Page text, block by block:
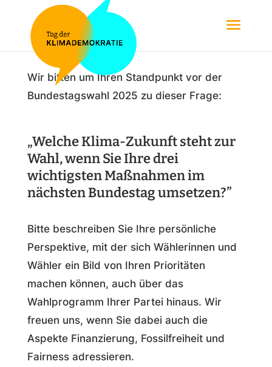
Wir bitten um Ihren Standpunkt vor der
Bundestagswahl 2025 zu dieser Frage:
„Welche Klima-Zukunft steht zur
Wahl, wenn Sie Ihre drei
wichtigsten Maßnahmen im
nächsten Bundestag umsetzen?”
Bitte beschreiben Sie Ihre persönliche
Perspektive, mit der sich Wählerinnen und
Wähler ein Bild von Ihren Prioritäten
machen können, auch über das
Wahlprogramm Ihrer Partei hinaus. Wir
freuen uns, wenn Sie dabei auch die
Aspekte Finanzierung, Fossilfreiheit und
Fairness adressieren.